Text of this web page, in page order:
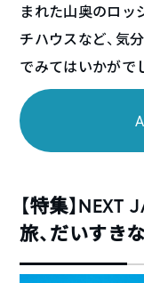
まれた山奥のロッ
チハウスなど、気
でみてはいかがで
【特集】
旅、だいすき